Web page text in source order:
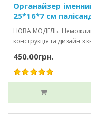
Органайзер
25*16*7 см
НОВА МОДЕЛЬ.
конструкція та дизайн
450.00грн.